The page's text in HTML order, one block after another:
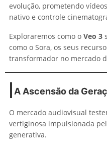
evolução, prometendo
nativo e controle
Exploraremos como o Veo 3
como o Sora, os seus
transformador no mercado
A Ascensão da
O mercado audiovisual
vertiginosa impulsionada
generativa.